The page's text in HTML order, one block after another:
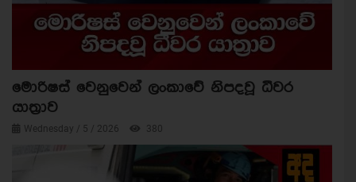
මොරිෂස් වෙනුවෙන් ලංකාවේ නිපදවූ ධීවර
යාත්‍රාව
Wednesday / 5 / 2026 380